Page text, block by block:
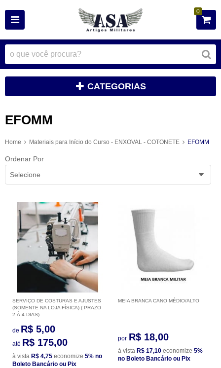
0
CATEGORIAS
EFOMM
Home Materiais para Início do Curso - ENXOVAL - COTONETE EFOMM
Ordenar Por
Selecione
SERVIÇO DE COSTURAS E AJUSTES
(SOMENTE NA LOJA FÍSICA) ( PRAZO
2 Á 4 DIAS)
de R$ 5,00
até R$ 175,00
à vista R$ 4,75 economize 5% no
Boleto Bancário ou Pix
MEIA BRANCA CANO MÉDIO/ALTO
por R$ 18,00
à vista R$ 17,10 economize 5%
no Boleto Bancário ou Pix